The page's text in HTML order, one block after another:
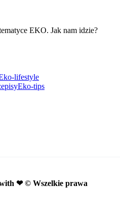
EKO. Jak nam idzie?
lifestyle
Eko-tips
❤ © Wszelkie prawa